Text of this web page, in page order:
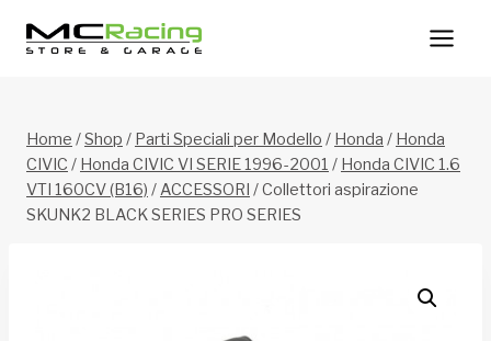
Home /Shop / Parti Speciali per Modello / Honda / Honda
CIVIC / Honda CIVIC VI SERIE 1996-2001 / Honda CIVIC 1.6
VTI 160CV (B16) /ACCESSORI /Collettori aspirazione
SKUNK2 BLACK SERIES PRO SERIES